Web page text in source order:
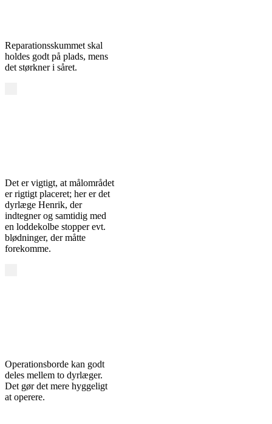
Reparationsskummet skal
holdes godt på plads, mens
det størkner i såret.
Det er vigtigt, at målområdet
er rigtigt placeret; her er det
dyrlæge Henrik, der
indtegner og samtidig med
en loddekolbe stopper evt.
blødninger, der måtte
forekomme.
Operationsborde kan godt
deles mellem to dyrlæger.
Det gør det mere hyggeligt
at operere.